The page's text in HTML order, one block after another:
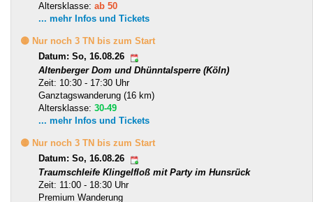
Altersklasse: ab 50
... mehr Infos und Tickets
🟡 Nur noch 3 TN bis zum Start
Datum: So, 16.08.26
Altenberger Dom und Dhünntalsperre (Köln)
Zeit: 10:30 - 17:30 Uhr
Ganztagswanderung (16 km)
Altersklasse: 30-49
... mehr Infos und Tickets
🟡 Nur noch 3 TN bis zum Start
Datum: So, 16.08.26
Traumschleife Klingelfloß mit Party im Hunsrück
Zeit: 11:00 - 18:30 Uhr
Premium Wanderung